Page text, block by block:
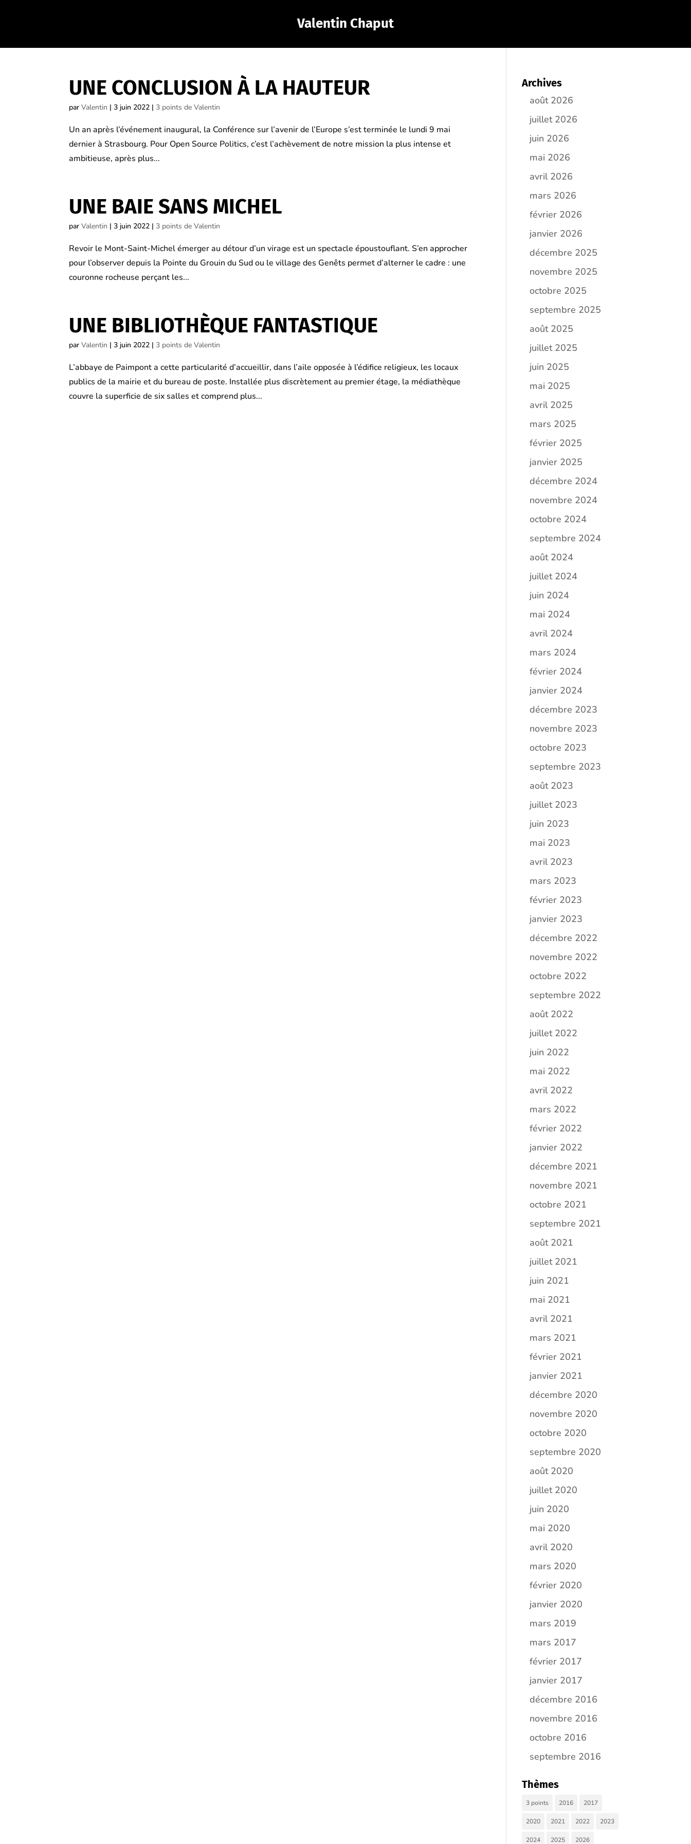
Valentin Chaput
UNE CONCLUSION À LA HAUTEUR
parValentin |3 juin 2022 |3 points de Valentin
Un an après l’événement inaugural, la Conférence sur l’avenir de l’Europe s’est terminée le lundi 9 mai
dernier à Strasbourg. Pour Open Source Politics, c’est l’achèvement de notre mission la plus intense et
ambitieuse, après plus...
UNE BAIE SANS MICHEL
parValentin |3 juin 2022 |3 points de Valentin
Revoir le Mont-Saint-Michel émerger au détour d’un virage est un spectacle époustouflant. S’en approcher
pour l’observer depuis la Pointe du Grouin du Sud ou le village des Genêts permet d’alterner le cadre : une
couronne rocheuse perçant les...
UNE BIBLIOTHÈQUE FANTASTIQUE
parValentin |3 juin 2022 |3 points de Valentin
L’abbaye de Paimpont a cette particularité d’accueillir, dans l’aile opposée à l’édifice religieux, les locaux
publics de la mairie et du bureau de poste. Installée plus discrètement au premier étage, la médiathèque
couvre la superficie de six salles et comprend plus...
Archives
août 2026
juillet 2026
juin 2026
mai 2026
avril 2026
mars 2026
février 2026
janvier 2026
décembre 2025
novembre 2025
octobre 2025
septembre 2025
août 2025
juillet 2025
juin 2025
mai 2025
avril 2025
mars 2025
février 2025
janvier 2025
décembre 2024
novembre 2024
octobre 2024
septembre 2024
août 2024
juillet 2024
juin 2024
mai 2024
avril 2024
mars 2024
février 2024
janvier 2024
décembre 2023
novembre 2023
octobre 2023
septembre 2023
août 2023
juillet 2023
juin 2023
mai 2023
avril 2023
mars 2023
février 2023
janvier 2023
décembre 2022
novembre 2022
octobre 2022
septembre 2022
août 2022
juillet 2022
juin 2022
mai 2022
avril 2022
mars 2022
février 2022
janvier 2022
décembre 2021
novembre 2021
octobre 2021
septembre 2021
août 2021
juillet 2021
juin 2021
mai 2021
avril 2021
mars 2021
février 2021
janvier 2021
décembre 2020
novembre 2020
octobre 2020
septembre 2020
août 2020
juillet 2020
juin 2020
mai 2020
avril 2020
mars 2020
février 2020
janvier 2020
mars 2019
mars 2017
février 2017
janvier 2017
décembre 2016
novembre 2016
octobre 2016
septembre 2016
Thèmes
3 points 2016 2017
2020 2021 2022 2023
2024 2025 2026